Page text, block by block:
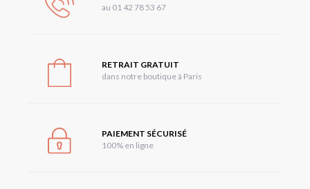
au 01 42 78 53 67
RETRAIT GRATUIT
dans notre boutique à Paris
PAIEMENT SÉCURISÉ
100% en ligne